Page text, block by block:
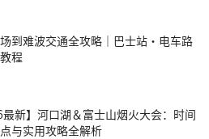
到难波交通全攻略｜巴士站・电车路
程
最新】河口湖＆富士山烟火大会：时间
与实用攻略全解析